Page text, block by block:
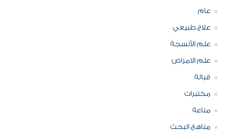
عام
علاج طبيعي
علم الأنسجة
علم الامراض
قبالة
مختبرات
مناعة
مناهج البحث